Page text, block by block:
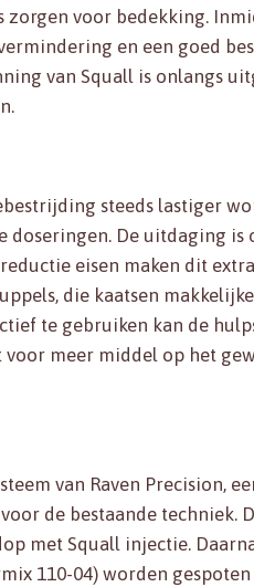
voor bedekking.
en een goed
van Squall is onlangs
steeds lastiger
De uitdaging is
eisen maken dit
die kaatsen
te gebruiken kan de
meer middel op het
van Raven Precision,
de bestaande techniek.
met Squall injectie.
110-04) worden